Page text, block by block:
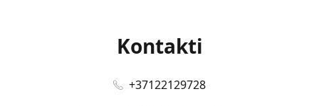
Kontakti
+37122129728